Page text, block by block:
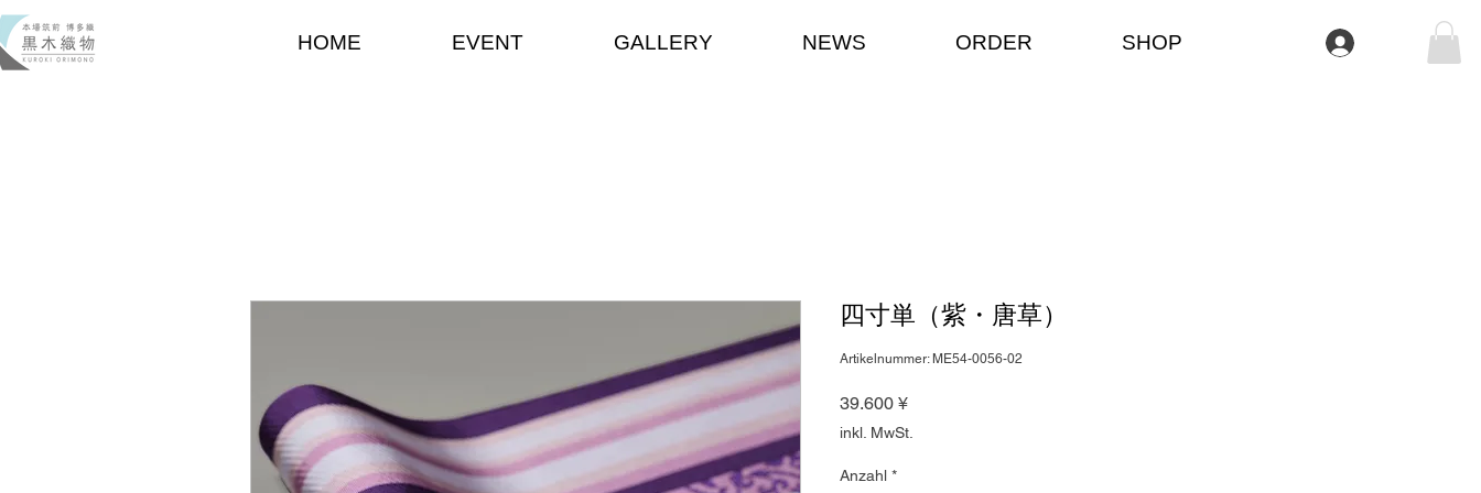
HOME EVENT GALLERY NEWS ORDER SHOP Anmelden
四寸単（紫・唐草）
Artikelnummer: ME54-0056-02
39.600 ¥Preis
inkl. MwSt.
Anzahl *